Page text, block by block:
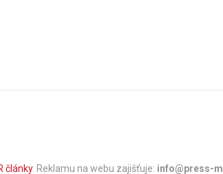
články. Reklamu na webu zajišťuje: info@press-